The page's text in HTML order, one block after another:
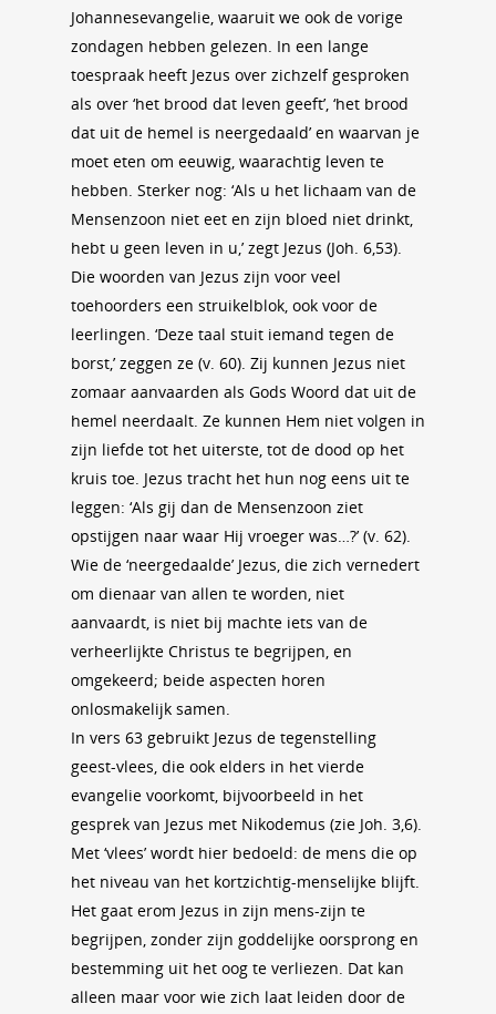
Johannesevangelie, waaruit we ook de vorige
zondagen hebben gelezen. In een lange
toespraak heeft Jezus over zichzelf gesproken
als over ‘het brood dat leven geeft’, ‘het brood
dat uit de hemel is neergedaald’ en waarvan je
moet eten om eeuwig, waarachtig leven te
hebben. Sterker nog: ‘Als u het lichaam van de
Mensenzoon niet eet en zijn bloed niet drinkt,
hebt u geen leven in u,’ zegt Jezus (Joh. 6,53).
Die woorden van Jezus zijn voor veel
toehoorders een struikelblok, ook voor de
leerlingen. ‘Deze taal stuit iemand tegen de
borst,’ zeggen ze (v. 60). Zij kunnen Jezus niet
zomaar aanvaarden als Gods Woord dat uit de
hemel neerdaalt. Ze kunnen Hem niet volgen in
zijn liefde tot het uiterste, tot de dood op het
kruis toe. Jezus tracht het hun nog eens uit te
leggen: ‘Als gij dan de Mensenzoon ziet
opstijgen naar waar Hij vroeger was…?’ (v. 62).
Wie de ‘neergedaalde’ Jezus, die zich vernedert
om dienaar van allen te worden, niet
aanvaardt, is niet bij machte iets van de
verheerlijkte Christus te begrijpen, en
omgekeerd; beide aspecten horen
onlosmakelijk samen.
In vers 63 gebruikt Jezus de tegenstelling
geest-vlees, die ook elders in het vierde
evangelie voorkomt, bijvoorbeeld in het
gesprek van Jezus met Nikodemus (zie Joh. 3,6).
Met ‘vlees’ wordt hier bedoeld: de mens die op
het niveau van het kortzichtig-menselijke blijft.
Het gaat erom Jezus in zijn mens-zijn te
begrijpen, zonder zijn goddelijke oorsprong en
bestemming uit het oog te verliezen. Dat kan
alleen maar voor wie zich laat leiden door de